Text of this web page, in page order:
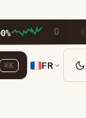
BNB
⌘K FR